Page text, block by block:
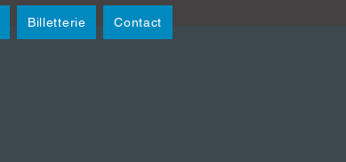
Billetterie Contact